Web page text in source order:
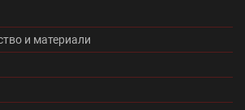
цигли цена (11)
(14) Промоция Леко (0)
и материали